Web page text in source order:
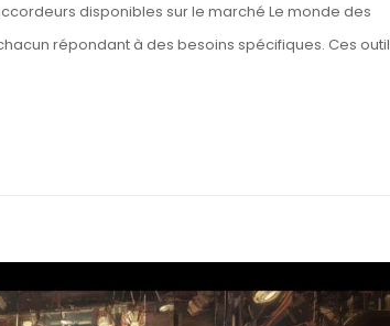
disponibles sur le marché Le monde des
répondant à des besoins spécifiques. Ces